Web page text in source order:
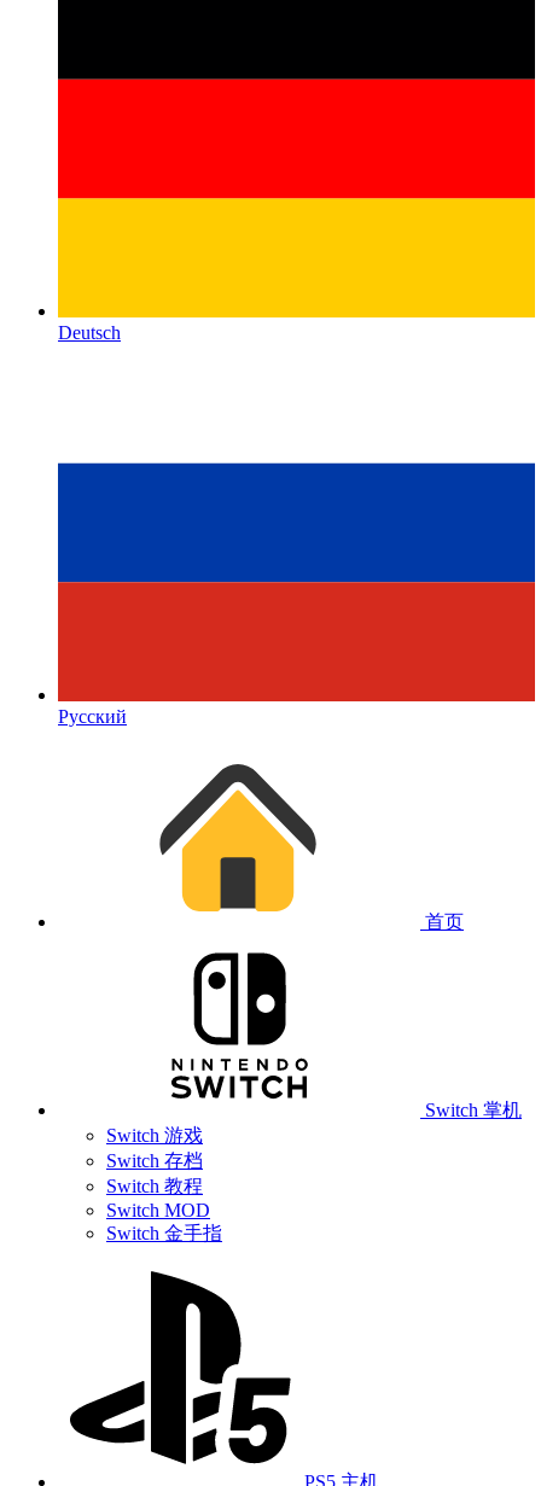
Deutsch
Русский
首页
Switch 掌机
Switch 游戏
Switch 存档
Switch 教程
Switch MOD
Switch 金手指